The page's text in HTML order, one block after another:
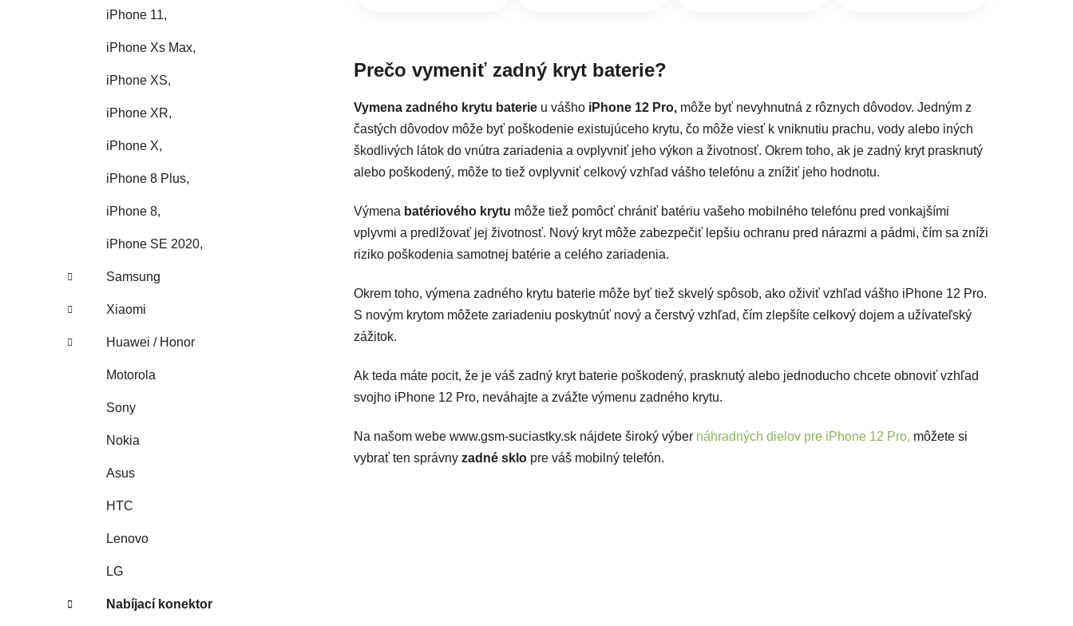
iPhone 11,
iPhone Xs Max,
iPhone XS,
iPhone XR,
iPhone X,
iPhone 8 Plus,
iPhone 8,
iPhone SE 2020,
Samsung
Xiaomi
Huawei / Honor
Motorola
Sony
Nokia
Asus
HTC
Lenovo
LG
Nabíjací konektor
Prečo vymeniť zadný kryt baterie?
Vymena zadného krytu baterie u vášho iPhone 12 Pro, môže byť nevyhnutná z rôznych dôvodov. Jedným z
častých dôvodov môže byť poškodenie existujúceho krytu, čo môže viesť k vniknutiu prachu, vody alebo iných
škodlivých látok do vnútra zariadenia a ovplyvniť jeho výkon a životnosť. Okrem toho, ak je zadný kryt prasknutý
alebo poškodený, môže to tiež ovplyvniť celkový vzhľad vášho telefónu a znížiť jeho hodnotu.
Výmena batériového krytu môže tiež pomôcť chrániť batériu vašeho mobilného telefónu pred vonkajšími
vplyvmi a predlžovať jej životnosť. Nový kryt môže zabezpečiť lepšiu ochranu pred nárazmi a pádmi, čím sa zníži
riziko poškodenia samotnej batérie a celého zariadenia.
Okrem toho, výmena zadného krytu baterie môže byť tiež skvelý spôsob, ako oživiť vzhľad vášho iPhone 12 Pro.
S novým krytom môžete zariadeniu poskytnúť nový a čerstvý vzhľad, čím zlepšíte celkový dojem a užívateľský
zážitok.
Ak teda máte pocit, že je váš zadný kryt baterie poškodený, prasknutý alebo jednoducho chcete obnoviť vzhľad
svojho iPhone 12 Pro, neváhajte a zvážte výmenu zadného krytu.
Na našom webe www.gsm-suciastky.sk nájdete široký výber náhradných dielov pre iPhone 12 Pro, môžete si
vybrať ten správny zadné sklo pre váš mobilný telefón.